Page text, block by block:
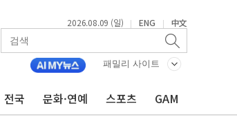
2026.08.09 (일) | ENG | 中文
패밀리 사이트
전국 문화·연예 스포츠 GAM
복구·지원 '총력'
도, 호우 피해·통제구간 없어